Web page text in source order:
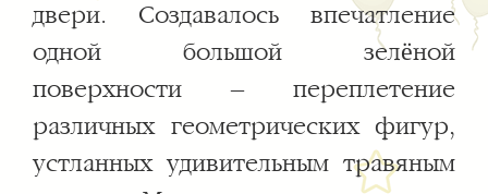
двери. Создавалось впечатление
одной большой зелёной
поверхности – переплетение
различных геометрических фигур,
устланных удивительным травяным